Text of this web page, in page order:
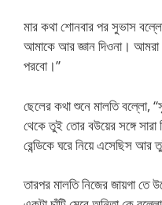
মার কথা শোনবার পর সুভাস
আমাকে আর জ্ঞান দিওনা। আমরা
পরবো।”
ছেলের কথা শুনে মালতি বল্লো,
থেকে তুই তোর বউয়ের সঙ্গে
রেন্ডিকে ঘরে নিয়ে এসেছিস
তারপর মালতি নিজের জায়গা তে